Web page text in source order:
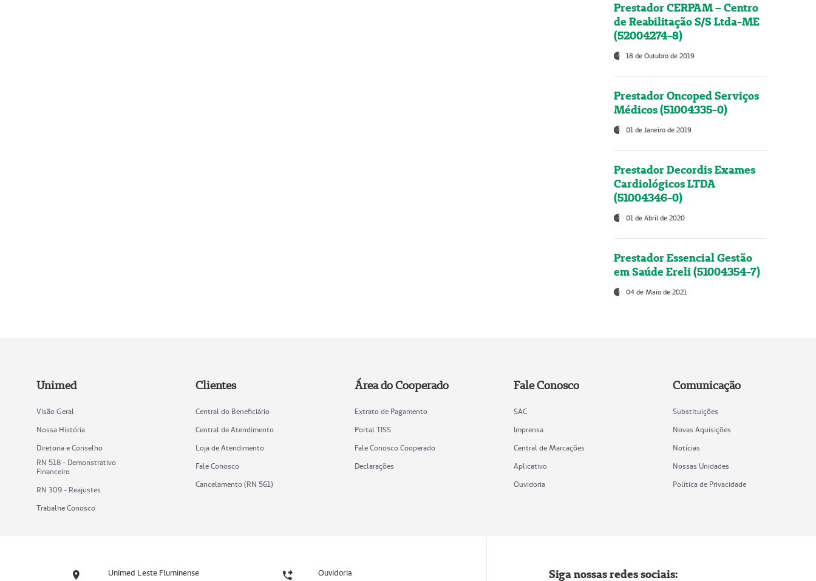
Prestador CERPAM – Centro
de Reabilitação S/S Ltda-ME
(52004274-8)
18 de Outubro de 2019
Prestador Oncoped Serviços
Médicos (51004335-0)
01 de Janeiro de 2019
Prestador Decordis Exames
Cardiológicos LTDA
(51004346-0)
01 de Abril de 2020
Prestador Essencial Gestão
em Saúde Ereli (51004354-7)
04 de Maio de 2021
Unimed
Visão Geral
Nossa História
Diretoria e Conselho
RN 518 - Demonstrativo
Financeiro
RN 309 - Reajustes
Trabalhe Conosco
Clientes
Central do Beneficiário
Central de Atendimento
Loja de Atendimento
Fale Conosco
Cancelamento (RN 561)
Área do Cooperado
Extrato de Pagamento
Portal TISS
Fale Conosco Cooperado
Declarações
Fale Conosco
SAC
Imprensa
Central de Marcações
Aplicativo
Ouvidoria
Comunicação
Substituições
Novas Aquisições
Notícias
Nossas Unidades
Política de Privacidade
Unimed Leste Fluminense Ouvidoria Siga nossas redes sociais: